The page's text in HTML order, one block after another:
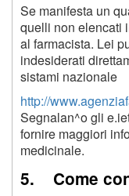
Se manifesta un
quelli non elencati
al farmacista. Lei
indesiderati
sistami
http://
Segnalan^o gli
fornire maggiori
medicinale.
5. Come